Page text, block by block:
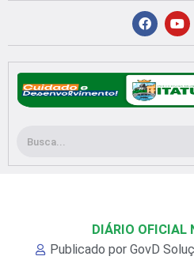
conteúdo
F
a
c
b
o
o
k
Y
o
u
u
b
e
Pesquisar
DIÁRIO OFICIAL
Publicado por GovD